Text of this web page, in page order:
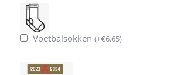
Voetbalsokken (+€6.65)